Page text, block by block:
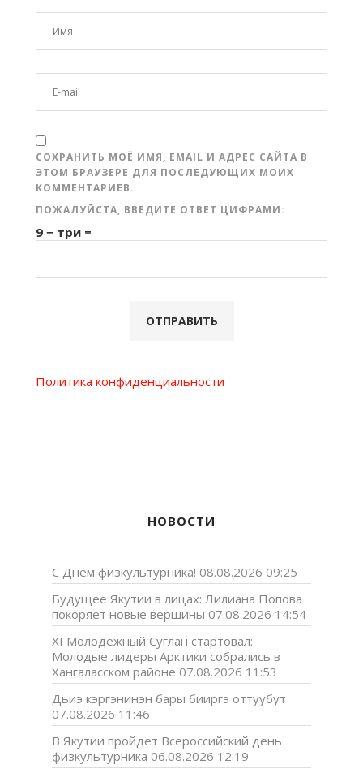
СОХРАНИТЬ МОЁ ИМЯ, EMAIL И АДРЕС САЙТА В
ЭТОМ БРАУЗЕРЕ ДЛЯ ПОСЛЕДУЮЩИХ МОИХ
КОММЕНТАРИЕВ.
ПОЖАЛУЙСТА, ВВЕДИТЕ ОТВЕТ ЦИФРАМИ:
9 − три =
Политика конфиденциальности
НОВОСТИ
С Днем физкультурника! 08.08.2026 09:25
Будущее Якутии в лицах: Лилиана Попова
покоряет новые вершины 07.08.2026 14:54
XI Молодёжный Суглан стартовал:
Молодые лидеры Арктики собрались в
Хангаласском районе 07.08.2026 11:53
Дьиэ кэргэнинэн бары бииргэ оттуубут
07.08.2026 11:46
В Якутии пройдет Всероссийский день
физкультурника 06.08.2026 12:19